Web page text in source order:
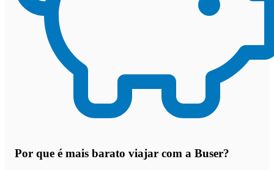
Por que é mais barato viajar com a Buser?